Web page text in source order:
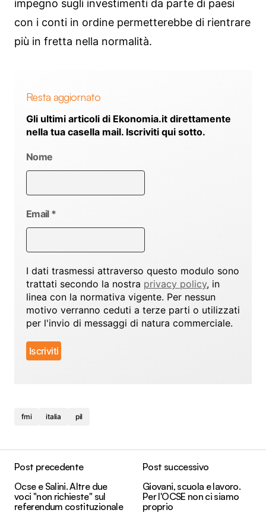
impegno sugli investimenti da parte di paesi
con i conti in ordine permetterebbe di rientrare
più in fretta nella normalità.
Resta aggiornato
Gli ultimi articoli di Ekonomia.it direttamente
nella tua casella mail. Iscriviti qui sotto.
Nome
Email *
I dati trasmessi attraverso questo modulo sono
trattati secondo la nostra privacy policy, in
linea con la normativa vigente. Per nessun
motivo verranno ceduti a terze parti o utilizzati
per l'invio di messaggi di natura commerciale.
fmi italia pil
Post precedente
Ocse e Salini. Altre due
voci "non richieste" sul
referendum costituzionale
Post successivo
Giovani, scuola e lavoro.
Per l'OCSE non ci siamo
proprio